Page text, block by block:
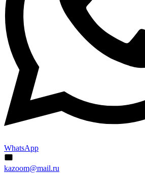
WhatsApp
kazoom@mail.ru